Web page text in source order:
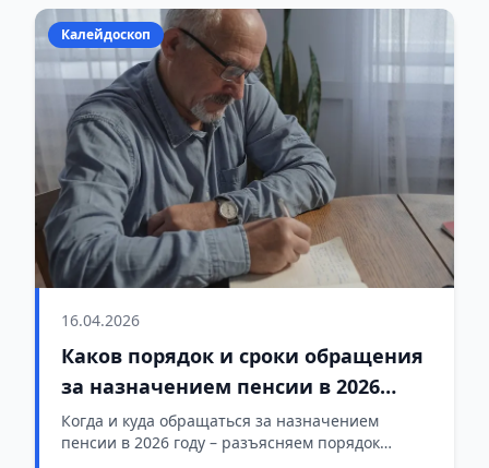
Калейдоскоп
16.04.2026
Каков порядок и сроки обращения
за назначением пенсии в 2026
году?
Когда и куда обращаться за назначением
пенсии в 2026 году – разъясняем порядок